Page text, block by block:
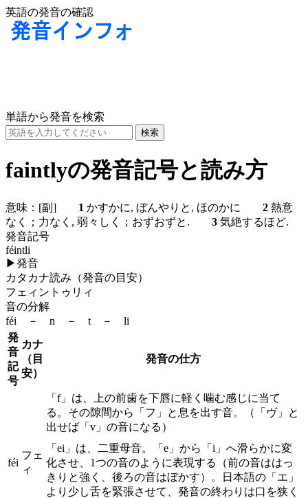
英語の発音の確認
単語から発音を検索
faintlyの発音記号と読み方
意味： [副] 1 かすかに, ぼんやりと, ほのかに 2 熱意
なく；力なく, 弱々しく；おずおずと. 3 気絶するほど.
発音記号
féintli
▶発音
カタカナ読み（発音の目安）
フェィントゥリィ
音の分解
féi － n － t － li
発
音
記
号
カナ
（目
安）
発音の仕方
féi
フェ
ィ
「f」は、上の前歯を下唇に軽く噛む感じに当て
る。その隙間から「フ」と息を出す音。（「ヴ」と
出せば「v」の音になる）
「ei」は、二重母音。「e」から「i」へ滑らかに変
化させ、1つの音のように表現する（前の音ははっ
きりと強く、後ろの音はぼかす）。日本語の「エ」
より少し舌を緊張させて、発音の終わりは口を狭く